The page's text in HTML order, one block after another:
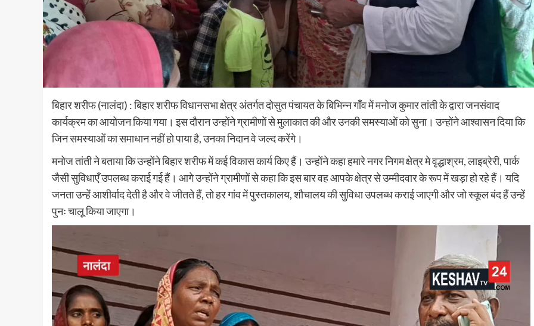
बिहार शरीफ (नालंदा) : बिहार शरीफ विधानसभा क्षेत्र अंतर्गत दोसुत पंचायत के बिभिन्न गाँव में मनोज कुमार तांती के द्वारा जनसंवाद
कार्यक्रम का आयोजन किया गया। इस दौरान उन्होंने ग्रामीणों से मुलाकात की और उनकी समस्याओं को सुना। उन्होंने आश्वासन दिया कि
जिन समस्याओं का समाधान नहीं हो पाया है, उनका निदान वे जल्द करेंगे।
मनोज तांती ने बताया कि उन्होंने बिहार शरीफ में कई विकास कार्य किए हैं। उन्होंने कहा हमारे नगर निगम क्षेत्र मे वृद्धाश्रम, लाइब्रेरी, पार्क
जैसी सुविधाएँ उपलब्ध कराई गई हैं। आगे उन्होंने ग्रामीणों से कहा कि इस बार वह आपके क्षेत्र से उम्मीदवार के रूप में खड़ा हो रहे हैं। यदि
जनता उन्हें आशीर्वाद देती है और वे जीतते हैं, तो हर गांव में पुस्तकालय, शौचालय की सुविधा उपलब्ध कराई जाएगी और जो स्कूल बंद हैं उन्हें
पुनः चालू किया जाएगा।
पिचासा मोड़ पर तेज रफ्तार ट्रक ने स्कूटी सवार को
रौंदा, हाथ में गंभीर चोट; चालक हिरासत में, ट्रक जब्त
August 6, 2026 0
भागन बीघा ओपी क्षेत्र में हादसे के बाद मची अफरा-तफरी, स्थानीय
लोगों ने घायल को अस्पताल पहुंचाया, पुलिस जांच में जुटी रहुई - भागन